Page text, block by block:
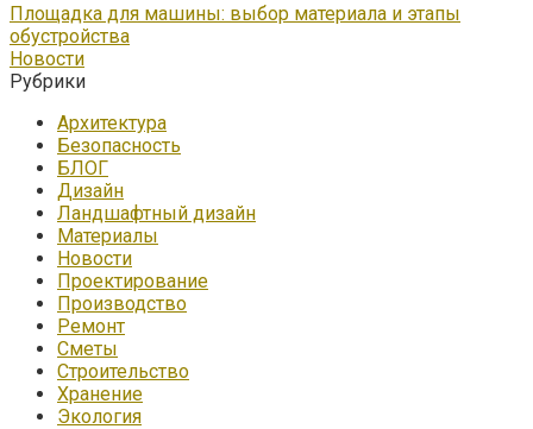
Площадка для машины: выбор материала и этапы
обустройства
Новости
Рубрики
Архитектура
Безопасность
БЛОГ
Дизайн
Ландшафтный дизайн
Материалы
Новости
Проектирование
Производство
Ремонт
Сметы
Строительство
Хранение
Экология